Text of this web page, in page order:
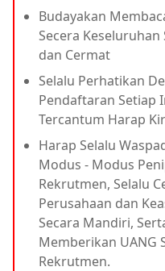
Budayakan
Secera
dan Cermat
Selalu Perhatikan
Pendaftaran Setiap
Tercantum Harap
Harap Selalu
Modus - Modus
Rekrutmen, Selalu
Perusahaan dan
Secara Mandiri,
Memberikan UANG
Rekrutmen.